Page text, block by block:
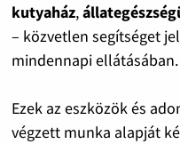
kutyaház,
– közvetlen segítséget
mindennapi ellátásában.
Ezek az eszközök és
végzett munka alapját